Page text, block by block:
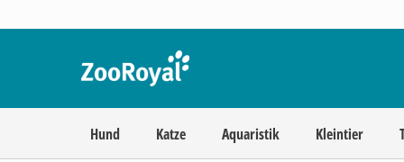
Hund Katze Aquaristik Kleintier